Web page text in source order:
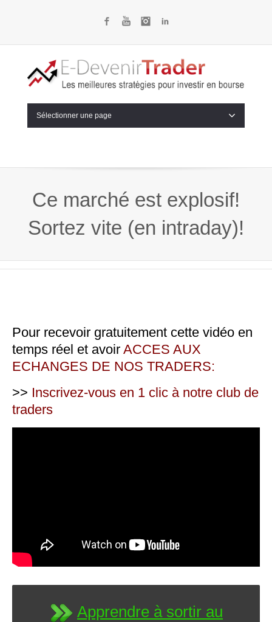
FacebookYouTubeInstagram
Sélectionner une page
Ce marché est explosif!
Sortez vite (en intraday)!
Pour recevoir gratuitement cette vidéo en
temps réel et avoir ACCES AUX
ECHANGES DE NOS TRADERS:
>> Inscrivez-vous en 1 clic à notre club de
traders
Apprendre à sortir au